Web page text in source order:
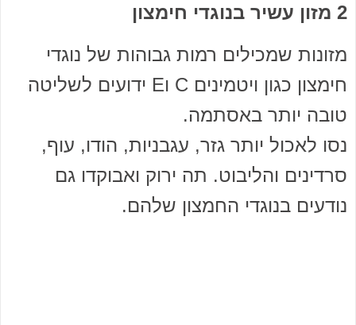
2 מזון עשיר בנוגדי חימצון
מזונות שמכילים רמות גבוהות של נוגדי
חימצון כגון ויטמינים C וE ידועים לשליטה
טובה יותר באסתמה.
נסו לאכול יותר גזר, עגבניות, הודו, עוף,
סרדינים והליבוט. תה ירוק ואבוקדו גם
נודעים בנוגדי החמצון שלהם.